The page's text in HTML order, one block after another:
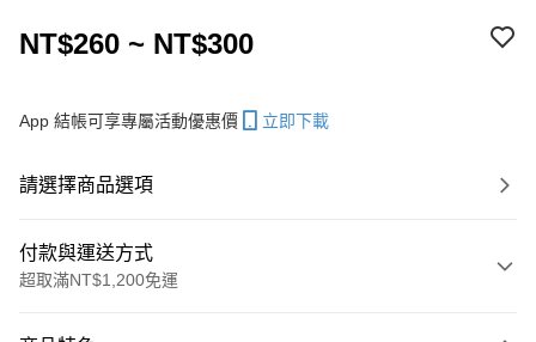
NT$260 ~ NT$300
App 結帳可享專屬活動優惠價 立即下載
請選擇商品選項
付款與運送方式
超取滿NT$1,200免運